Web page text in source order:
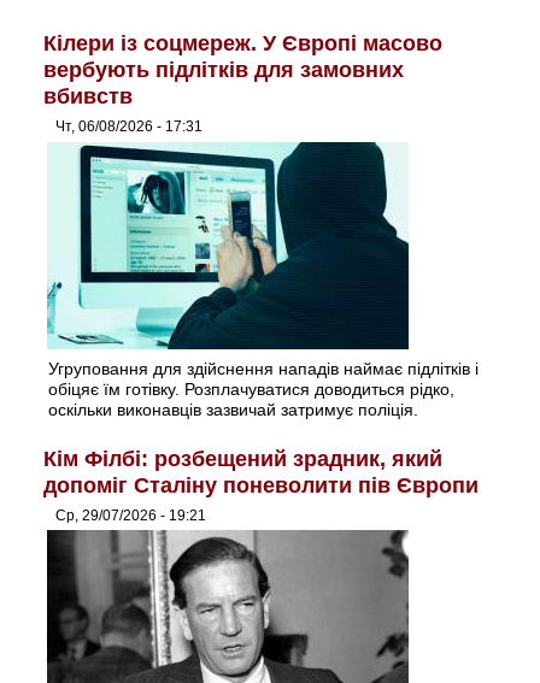
Кілери із соцмереж. У Європі масово
вербують підлітків для замовних
вбивств
Чт, 06/08/2026 - 17:31
Угруповання для здійснення нападів наймає підлітків і
обіцяє їм готівку. Розплачуватися доводиться рідко,
оскільки виконавців зазвичай затримує поліція.
Кім Філбі: розбещений зрадник, який
допоміг Сталіну поневолити пів Європи
Ср, 29/07/2026 - 19:21